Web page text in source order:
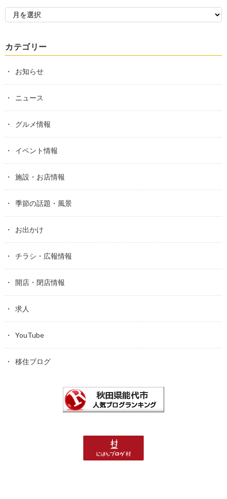
カテゴリー
お知らせ
ニュース
グルメ情報
イベント情報
施設・お店情報
季節の話題・風景
お出かけ
チラシ・広報情報
開店・閉店情報
求人
YouTube
移住ブログ